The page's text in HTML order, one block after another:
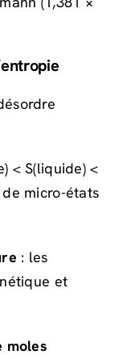
< S(liquide) <
de micro-états
: les
et
moles